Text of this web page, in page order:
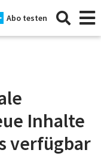
Abo testen
Inhalte
verfügbar